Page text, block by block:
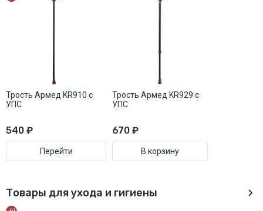
Трость Армед KR910 с
УПС
540 ₽
Перейти
Трость Армед KR929 с
УПС
670 ₽
В корзину
Товары для ухода и гигиены